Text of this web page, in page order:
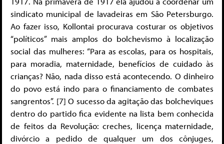
sindicato municipal de lavadeiras em São Petersburgo.
Ao fazer isso, Kollontai procurava costurar os objetivos
“políticos” mais amplos do bolchevismo à localização
social das mulheres: “Para as escolas, para os hospitais,
para moradia, maternidade, benefícios de cuidado às
crianças? Não, nada disso está acontecendo. O dinheiro
do povo está indo para o financiamento de combates
sangrentos”. [7] O sucesso da agitação das bolcheviques
dentro do partido fica evidente na lista bem conhecida
de feitos da Revolução: creches, licença maternidade,
divórcio a pedido de qualquer um dos cônjuges,